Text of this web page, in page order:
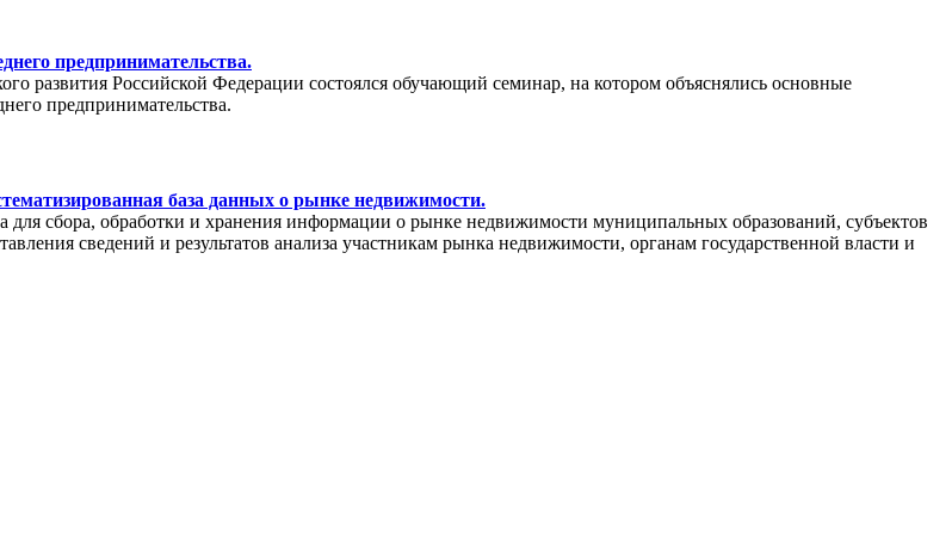
предпринимательства.
развития Российской Федерации состоялся обучающий семинар, на котором объяснялись основные
предпринимательства.
база данных о рынке недвижимости.
сбора, обработки и хранения информации о рынке недвижимости муниципальных образований, субъектов
сведений и результатов анализа участникам рынка недвижимости, органам государственной власти и